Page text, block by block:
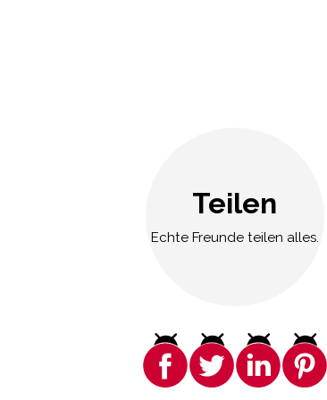
Teilen
Echte Freunde teilen alles.